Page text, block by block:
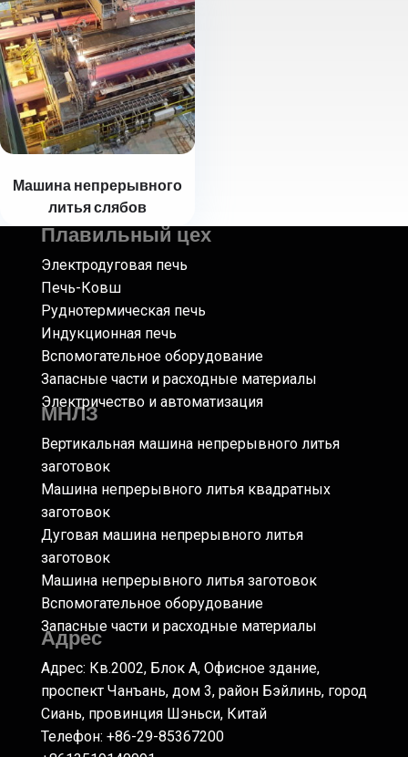
Машина непрерывного
литья слябов
Плавильный цех
Электродуговая печь
Печь-Ковш
Руднотермическая печь
Индукционная печь
Вспомогательное оборудование
Запасные части и расходные материалы
Электричество и автоматизация
МНЛЗ
Вертикальная машина непрерывного литья
заготовок
Машина непрерывного литья квадратных
заготовок
Дуговая машина непрерывного литья
заготовок
Машина непрерывного литья заготовок
Вспомогательное оборудование
Запасные части и расходные материалы
Адрес
Адрес: Кв.2002, Блок А, Офисное здание,
проспект Чанъань, дом 3, район Бэйлинь, город
Сиань, провинция Шэньси, Китай
Телефон: +86-29-85367200